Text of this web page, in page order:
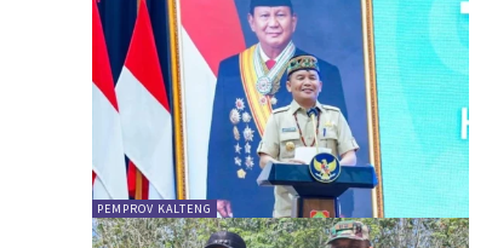
PEMPROV KALTENG